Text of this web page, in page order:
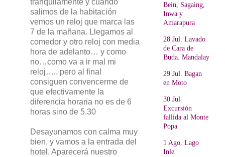
tranquilamente y cuando
salimos de la habitación
vemos un reloj que marca las
7 de la mañana. Llegamos al
comedor y otro reloj con media
hora de adelanto… y como
no…como va a ir mal mi
reloj….. pero al final
consiguen convencerme de
que efectivamente la
diferencia horaria no es de 6
horas sino de 5.30
Desayunamos con calma muy
bien, y vamos a la entrada del
hotel. Aparecerá nuestro
Bein, Sagaing,
Inwa y
Amarapura
28 Jul. Lavado
de Cara de
Buda. Mandalay
29 Jul. Bagan
en Moto
30 Jul.
Excursión
fallida al Monte
Popa
1 Ago. Lago
Inle